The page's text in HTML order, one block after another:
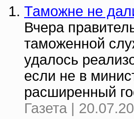
Таможне не
Вчера
таможенной
удалось
если не в
расширенный
Газета |